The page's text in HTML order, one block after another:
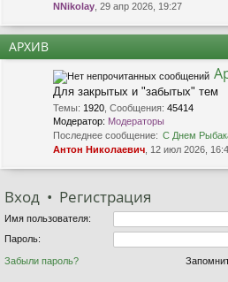
NNikolay , 29 апр 2026, 19:27
АРХИВ
Для закрытых и "забытых" тем
Темы: 1920 Сообщения: 45414
Модератор: Модераторы
Последнее сообщение: С Днем
Антон Николаевич , 12 июл 2026,
Вход • Регистрация
Имя пользователя:
Пароль:
Забыли пароль?